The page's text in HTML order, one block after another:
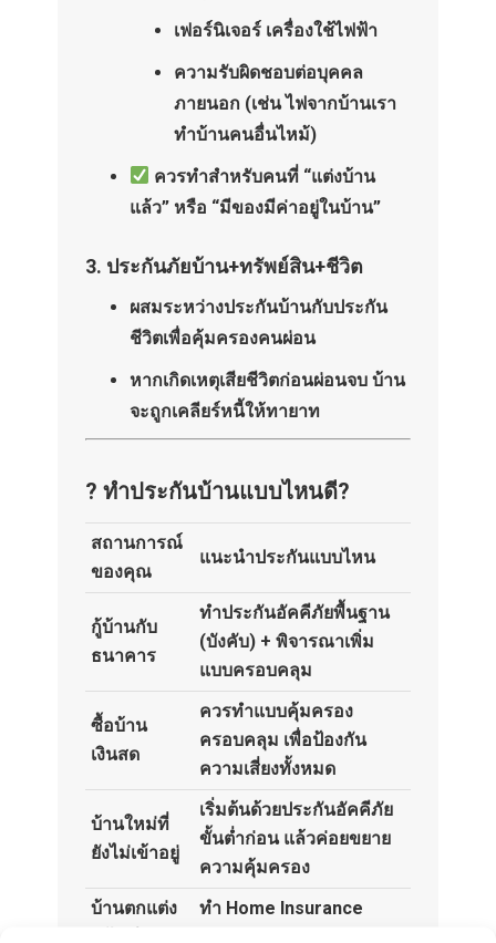
เฟอร์นิเจอร์ เครื่องใช้ไฟฟ้า
ความรับผิดชอบต่อบุคคล
ภายนอก (เช่น ไฟจากบ้านเรา
ทำบ้านคนอื่นไหม้)
ควรทำสำหรับคนที่ “แต่งบ้าน
แล้ว” หรือ “มีของมีค่าอยู่ในบ้าน”
3. ประกันภัยบ้าน+ทรัพย์สิน+ชีวิต
ผสมระหว่างประกันบ้านกับประกัน
ชีวิตเพื่อคุ้มครองคนผ่อน
หากเกิดเหตุเสียชีวิตก่อนผ่อนจบ บ้าน
จะถูกเคลียร์หนี้ให้ทายาท
? ทำประกันบ้านแบบไหนดี?
สถานการณ์
ของคุณ
แนะนำประกันแบบไหน
กู้บ้านกับ
ธนาคาร
ทำประกันอัคคีภัยพื้นฐาน
(บังคับ) + พิจารณาเพิ่ม
แบบครอบคลุม
ซื้อบ้าน
เงินสด
ควรทำแบบคุ้มครอง
ครอบคลุม เพื่อป้องกัน
ความเสี่ยงทั้งหมด
บ้านใหม่ที่
ยังไม่เข้าอยู่
เริ่มต้นด้วยประกันอัคคีภัย
ขั้นต่ำก่อน แล้วค่อยขยาย
ความคุ้มครอง
บ้านตกแต่ง
ทำ Home Insurance